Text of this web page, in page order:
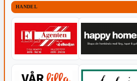
HANDEL